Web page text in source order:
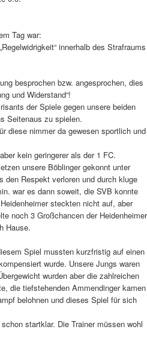
Tag war:
innerhalb des Strafraums
besprochen bzw. angesprochen, dies
und Widerstand“!
der Spiele gegen unsere beiden
Seitenaus zu spielen.
diese nimmer da gewesen sportlich und
kein geringerer als der 1 FC.
unsere Böblinger gekonnt unter
den Respekt verloren und durch kluge
war es dann soweit, die SVB konnte
steckten nicht auf, aber
noch 3 Großchancen der Heidenheimer
Hause.
Spiel mussten kurzfristig auf einen
wurde. Unsere Jungs waren
wurden aber die zahlreichen
die tiefstehenden Ammendinger kamen
belohnen und dieses Spiel für sich
startklar. Die Trainer müssen wohl